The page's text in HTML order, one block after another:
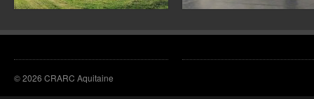
© 2026 CRARC Aquitaine